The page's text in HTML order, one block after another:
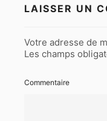
LAISSER UN
Votre adresse de
Les champs
Commentaire